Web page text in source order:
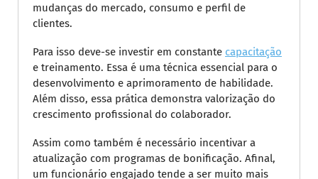
mudanças do mercado, consumo e perfil de
clientes.
Para isso deve-se investir em constante capacitação
e treinamento. Essa é uma técnica essencial para o
desenvolvimento e aprimoramento de habilidade.
Além disso, essa prática demonstra valorização do
crescimento profissional do colaborador.
Assim como também é necessário incentivar a
atualização com programas de bonificação. Afinal,
um funcionário engajado tende a ser muito mais